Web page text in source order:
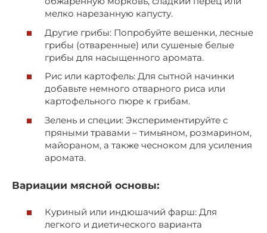
мелко нарезанную капусту.
Другие грибы: Попробуйте вешенки, лесные
грибы (отваренные) или сушеные белые
грибы для насыщенного аромата.
Рис или картофель: Для сытной начинки
добавьте немного отварного риса или
картофельного пюре к грибам.
Зелень и специи: Экспериментируйте с
пряными травами – тимьяном, розмарином,
майораном, а также чесноком для усиления
аромата.
Вариации мясной основы:
Куриный или индюшачий фарш: Для
легкого и диетического варианта